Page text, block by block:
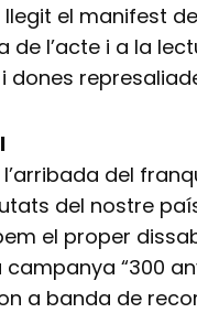
llegit el manifest
l’acte i a la
dones
del
del nostre
el proper
“300
a banda de